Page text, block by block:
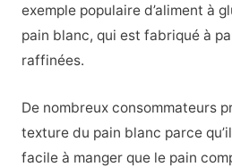
exemple populaire d’aliment à
pain blanc, qui est fabriqué à
raffinées.
De nombreux consommateurs
texture du pain blanc parce
facile à manger que le pain